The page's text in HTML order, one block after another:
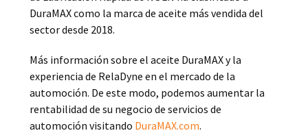
DuraMAX como la marca de aceite más vendida del
sector desde 2018.
Más información sobre el aceite DuraMAX y la
experiencia de RelaDyne en el mercado de la
automoción. De este modo, podemos aumentar la
rentabilidad de su negocio de servicios de
automoción visitando DuraMAX.com.